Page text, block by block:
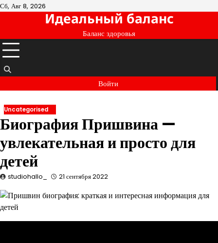
Перейти
Сб, Авг 8, 2026
Идеальный баланс
Баланс здоровья
Войти
Uncategorised
Биография Пришвина —
увлекательная и просто для
детей
studiohallo_ 21 сентября 2022